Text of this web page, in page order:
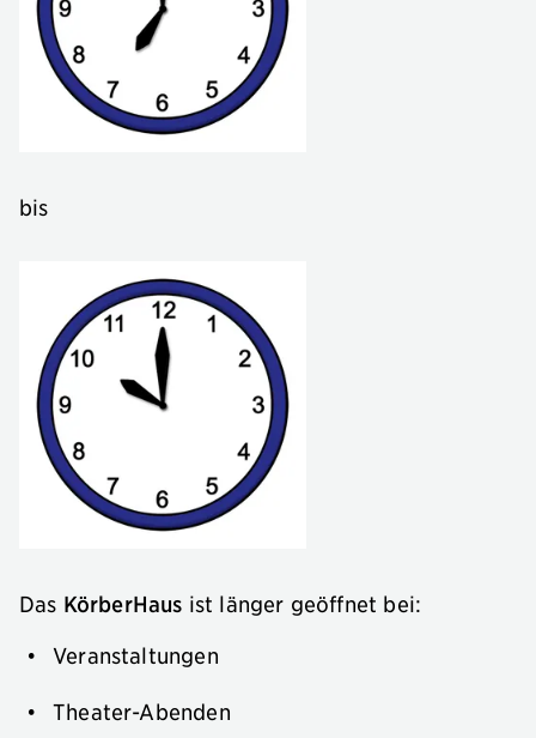
bis
Das KörberHaus ist länger geöffnet bei:
Veranstaltungen
Theater-Abenden